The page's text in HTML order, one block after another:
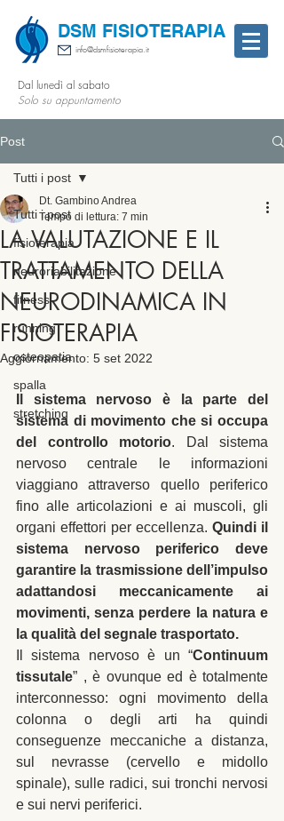
DSM FISIOTERAPIA
info@dsmfisioterapia.it
Dal lunedì al sabato
Solo su appuntamento
Post
Tutti i post
fisioterapia
neuroriabilitazione
fitness
running
osteopatia
spalla
stretching
Tutti i post
LA VALUTAZIONE E IL
TRATTAMENTO DELLA
NEURODINAMICA IN
FISIOTERAPIA
Dt. Gambino Andrea
Tempo di lettura: 7 min
Aggiornamento: 5 set 2022
Il sistema nervoso è la parte del
sistema di movimento che si occupa
del controllo motorio. Dal sistema
nervoso centrale le informazioni
viaggiano attraverso quello periferico
fino alle articolazioni e ai muscoli, gli
organi effettori per eccellenza. Quindi il
sistema nervoso periferico deve
garantire la trasmissione dell’impulso
adattandosi meccanicamente ai
movimenti, senza perdere la natura e
la qualità del segnale trasportato.
Il sistema nervoso è un “Continuum
tissutale” , è ovunque ed è totalmente
interconnesso: ogni movimento della
colonna o degli arti ha quindi
conseguenze meccaniche a distanza,
sul nevrasse (cervello e midollo
spinale), sulle radici, sui tronchi nervosi
e sui nervi periferici.